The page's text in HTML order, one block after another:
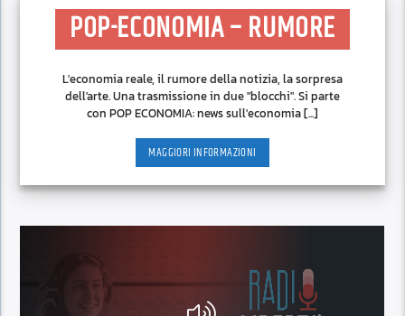
POP-ECONOMIA – RUMORE
L'economia reale, il rumore della notizia, la sorpresa
dell'arte. Una trasmissione in due "blocchi". Si parte
con POP ECONOMIA: news sull'economia [...]
MAGGIORI INFORMAZIONI